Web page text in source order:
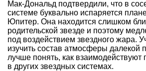
Мак-Дональд подтвердили, что в
системе буквально испаряется
Юпитер. Она находится слишком
родительской звезде и поэтому
под воздействием звездного жара.
изучить состав атмосферы далекой
лучше понять, как взаимодействуют
в других звездных системах.